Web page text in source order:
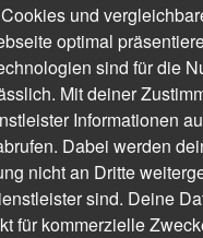
sich zuzüglich 19%
für Onlinepublikationen
im Querformat 16:9
sowie einer mp4-Datei
Querformat)
Motiv und Urheber
und
optimal
sind für die
Mit deiner
Informationen
Dabei werden
nicht an Dritte
sind. Deine
für kommerzielle